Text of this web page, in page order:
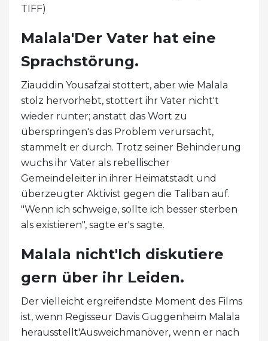
TIFF)
Malala'Der Vater hat eine
Sprachstörung.
Ziauddin Yousafzai stottert, aber wie Malala
stolz hervorhebt, stottert ihr Vater nicht't
wieder runter; anstatt das Wort zu
überspringen's das Problem verursacht,
stammelt er durch. Trotz seiner Behinderung
wuchs ihr Vater als rebellischer
Gemeindeleiter in ihrer Heimatstadt und
überzeugter Aktivist gegen die Taliban auf.
"Wenn ich schweige, sollte ich besser sterben
als existieren", sagte er's sagte.
Malala nicht'Ich diskutiere
gern über ihr Leiden.
Der vielleicht ergreifendste Moment des Films
ist, wenn Regisseur Davis Guggenheim Malala
herausstellt'Ausweichmanöver, wenn er nach